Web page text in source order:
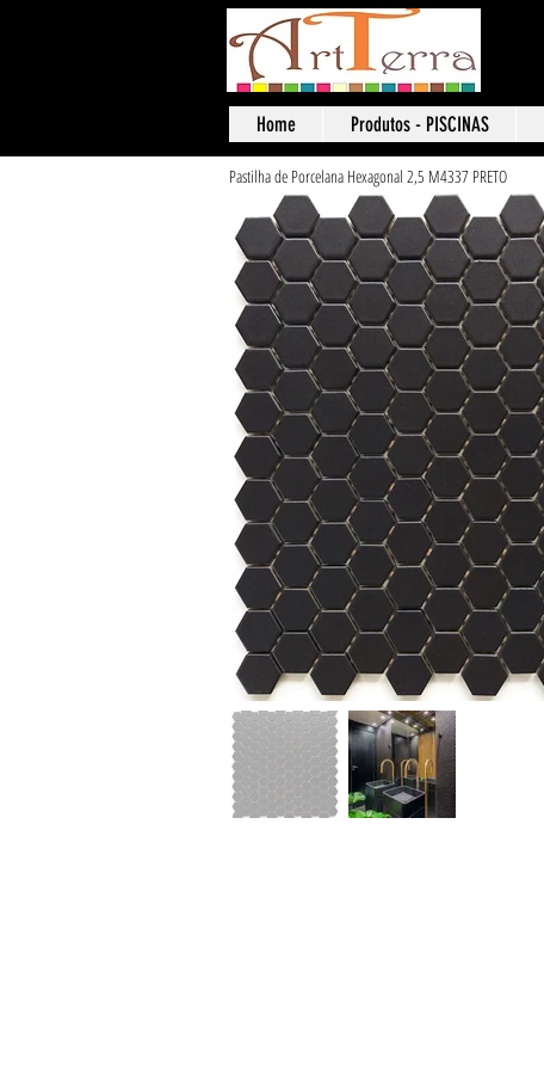
Home Produtos - PISCINAS
Pastilha de Porcelana Hexagonal 2,5 M4337 PRETO